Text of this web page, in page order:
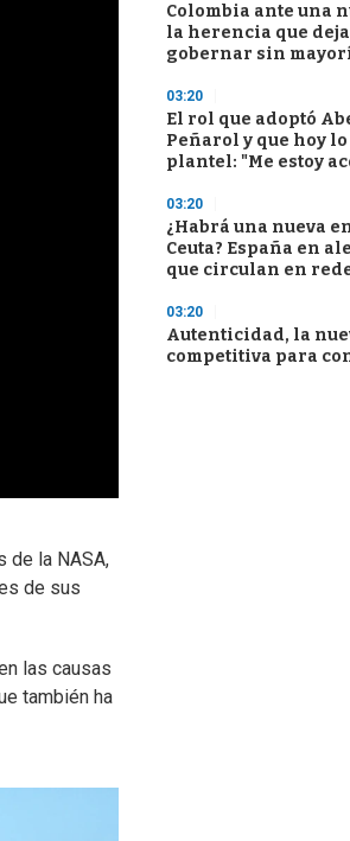
de la NASA,
de sus
las causas
también ha
Colombia ante una
la herencia que
gobernar sin
03:20
El rol que adoptó
Peñarol y que hoy
plantel: "Me estoy
03:20
¿Habrá una nueva
Ceuta? España en
que circulan en
03:20
Autenticidad, la
competitiva para